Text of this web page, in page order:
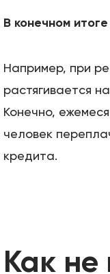
В конечном
Например, при
растягивается
Конечно,
человек
кредита.
Как